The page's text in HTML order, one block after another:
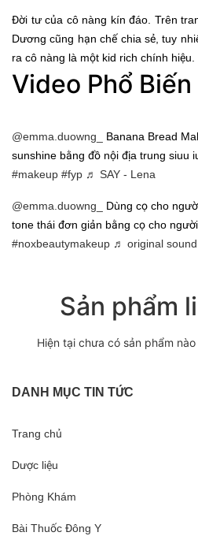
Đời tư của cô nàng kín đáo. Trên
Dương cũng hạn chế chia sẻ, tuy
ra cô nàng là một kid rich chính hiệu.
Video Phổ
@emma.duowng_
Banana Bread
sunshine bằng đồ nội địa trung siuu
#makeup #fyp ♬ SAY - Lena
@emma.duowng_
Dùng cọ cho
tone thái đơn giản bằng cọ cho
#noxbeautymakeup ♬ original
Sản phẩm
Hiện tại chưa có sản phẩm
DANH MỤC TIN TỨC
Trang chủ
Dược liệu
Phòng Khám
Bài Thuốc Đông Y